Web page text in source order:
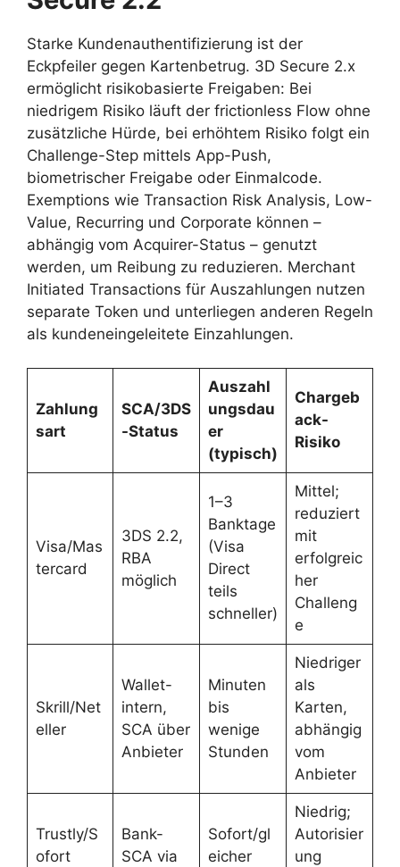
Starke Kundenauthentifizierung ist der
Eckpfeiler gegen Kartenbetrug. 3D Secure 2.x
ermöglicht risikobasierte Freigaben: Bei
niedrigem Risiko läuft der frictionless Flow ohne
zusätzliche Hürde, bei erhöhtem Risiko folgt ein
Challenge-Step mittels App-Push,
biometrischer Freigabe oder Einmalcode.
Exemptions wie Transaction Risk Analysis, Low-
Value, Recurring und Corporate können –
abhängig vom Acquirer-Status – genutzt
werden, um Reibung zu reduzieren. Merchant
Initiated Transactions für Auszahlungen nutzen
separate Token und unterliegen anderen Regeln
als kundeneingeleitete Einzahlungen.
Zahlung
sart
SCA/3DS
-Status
Auszahl
ungsdau
er
(typisch)
Chargeb
ack-
Risiko
Visa/Mas
tercard
3DS 2.2,
RBA
möglich
1–3
Banktage
(Visa
Direct
teils
schneller)
Mittel;
reduziert
mit
erfolgreic
her
Challeng
e
Skrill/Net
eller
Wallet-
intern,
SCA über
Anbieter
Minuten
bis
wenige
Stunden
Niedriger
als
Karten,
abhängig
vom
Anbieter
Trustly/S
ofort
Bank-
SCA via
Sofort/gl
eicher
Niedrig;
Autorisier
ung